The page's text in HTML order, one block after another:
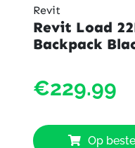
Revit
Revit Load
Backpack
€229.99
Op